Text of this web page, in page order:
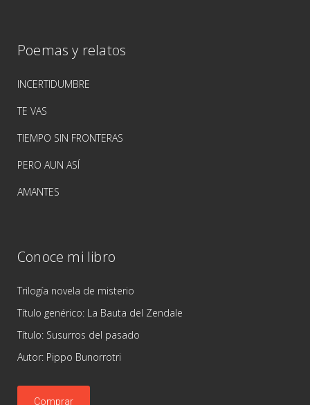
Poemas y relatos
INCERTIDUMBRE
TE VAS
TIEMPO SIN FRONTERAS
PERO AUN ASÍ
AMANTES
Conoce mi libro
Trilogía novela de misterio
Título genérico: La Bauta del Zendale
Título: Susurros del pasado
Autor: Pippo Bunorrotri
Comprar